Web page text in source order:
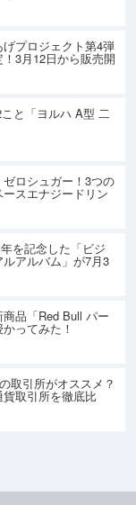
げプロジェクト第4弾
3月12日から販売開
と「ヨルハ A型 二
ロシュガー！3つの
スエナジードリン
を記念した「ビジ
アルバム」が7月3
品「Red Bull パー
ってみた！
取引所がオススメ？
取引所を徹底比